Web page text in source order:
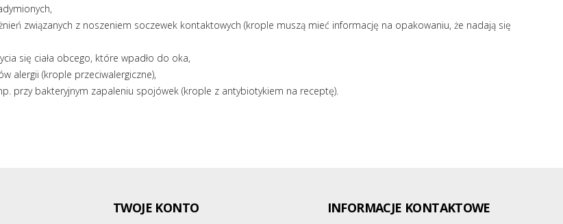
związanych z noszeniem soczewek kontaktowych (krople muszą mieć informację na opakowaniu, że nadają się
się ciała obcego, które wpadło do oka,
alergii (krople przeciwalergiczne),
przy bakteryjnym zapaleniu spojówek (krople z antybiotykiem na receptę).
TWOJE KONTO INFORMACJE KONTAKTOWE